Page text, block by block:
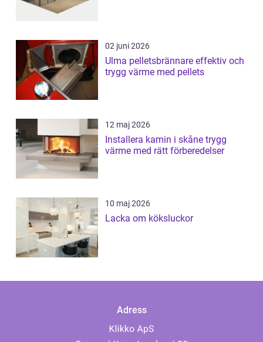
02 juni 2026
Ulma pelletsbrännare effektiv och
trygg värme med pellets
12 maj 2026
Installera kamin i skåne trygg
värme med rätt förberedelser
10 maj 2026
Lacka om köksluckor
Adress